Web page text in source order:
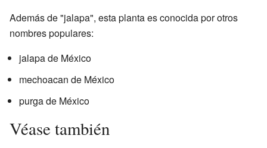
Además de "jalapa", esta planta es conocida por otros
nombres populares:
jalapa de México
mechoacan de México
purga de México
Véase también